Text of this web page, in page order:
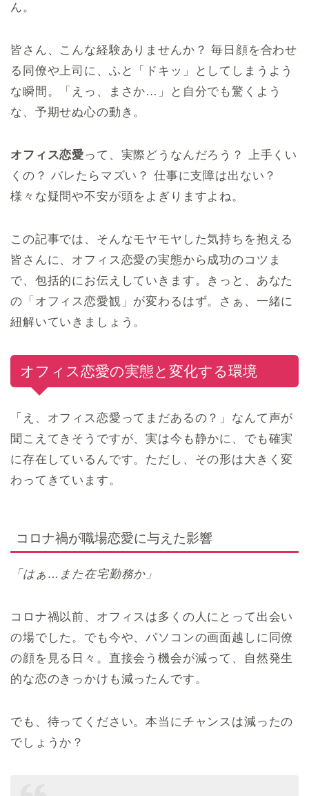
ん。
皆さん、こんな経験ありませんか？ 毎日顔を合わせ
る同僚や上司に、ふと「ドキッ」としてしまうよう
な瞬間。「えっ、まさか…」と自分でも驚くよう
な、予期せぬ心の動き。
オフィス恋愛って、実際どうなんだろう？ 上手くい
くの？ バレたらマズい？ 仕事に支障は出ない？
様々な疑問や不安が頭をよぎりますよね。
この記事では、そんなモヤモヤした気持ちを抱える
皆さんに、オフィス恋愛の実態から成功のコツま
で、包括的にお伝えしていきます。きっと、あなた
の「オフィス恋愛観」が変わるはず。さぁ、一緒に
紐解いていきましょう。
オフィス恋愛の実態と変化する環境
「え、オフィス恋愛ってまだあるの？」なんて声が
聞こえてきそうですが、実は今も静かに、でも確実
に存在しているんです。ただし、その形は大きく変
わってきています。
コロナ禍が職場恋愛に与えた影響
「はぁ…また在宅勤務か」
コロナ禍以前、オフィスは多くの人にとって出会い
の場でした。でも今や、パソコンの画面越しに同僚
の顔を見る日々。直接会う機会が減って、自然発生
的な恋のきっかけも減ったんです。
でも、待ってください。本当にチャンスは減ったの
でしょうか？